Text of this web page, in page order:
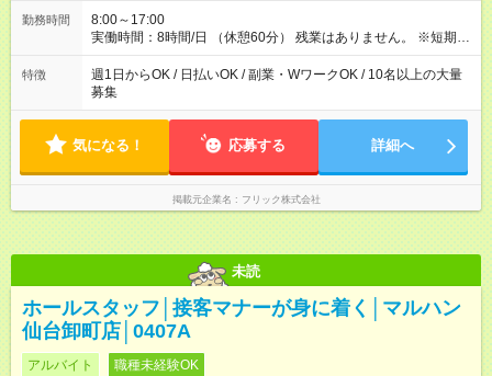
勤務時間
8:00～17:00
実働時間：8時間/日 （休憩60分） 残業はありません。 ※短期の
募集は行っておりません。予めご了承くださいませ。
特徴
週1日からOK / 日払いOK / 副業・WワークOK / 10名以上の大量
募集
気になる！ 応募する 詳細へ
掲載元企業名 フリック株式会社
未読
ホールスタッフ│接客マナーが身に着く│マルハン
仙台卸町店│0407A
アルバイト 職種未経験OK